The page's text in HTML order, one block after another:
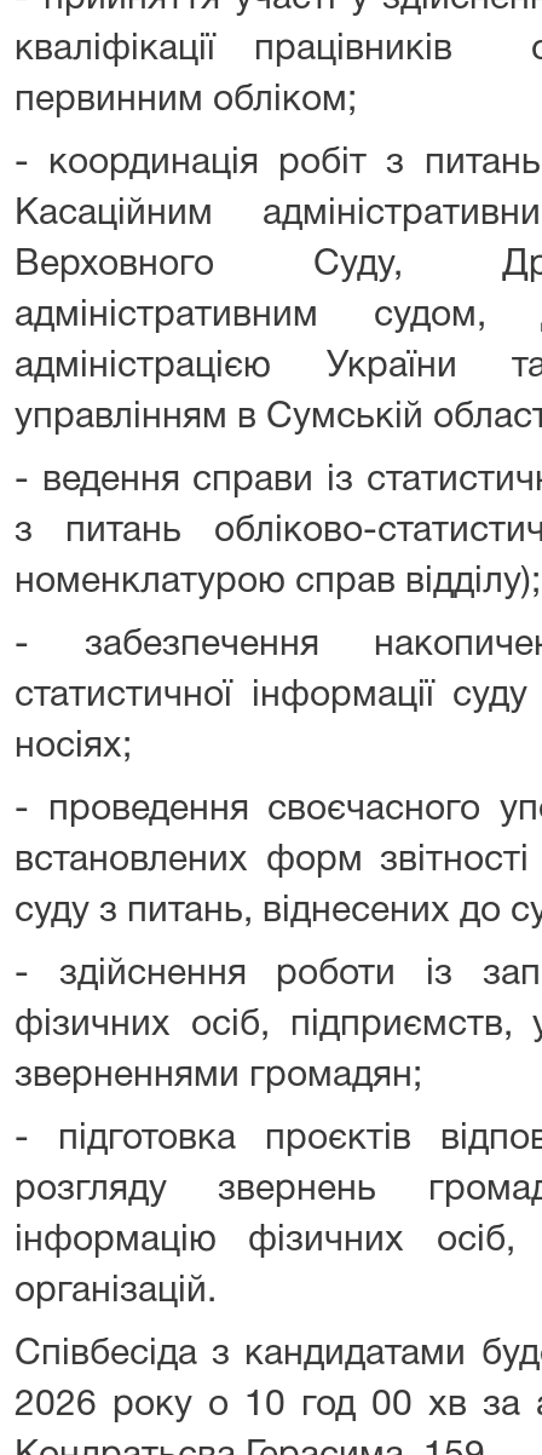
кваліфікації
первинним обліком;
- координація робіт з
Касаційним
Верховного Суду,
адміністративним
адміністрацією України
управлінням в Сумській
- ведення справи із
з питань обліково-
номенклатурою справ відділу);
- забезпечення
статистичної інформації
носіях;
- проведення своєчасного
встановлених форм
суду з питань, віднесених до
- здійснення роботи із
фізичних осіб, підприємств,
зверненнями громадян;
- підготовка проєктів
розгляду звернень
інформацію фізичних осіб,
організацій.
Співбесіда з кандидатами
2026 року о 10 год 00 хв